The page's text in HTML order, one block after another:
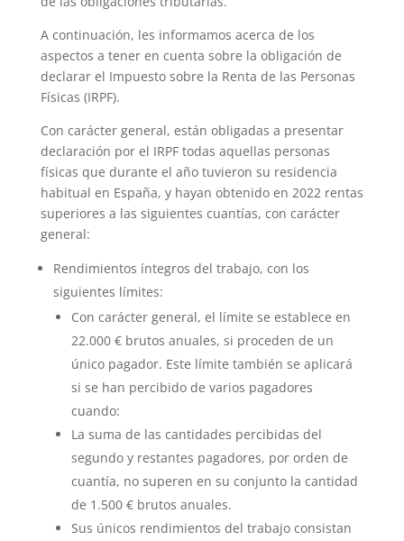
A continuación, les informamos acerca de los
aspectos a tener en cuenta sobre la obligación de
declarar el Impuesto sobre la Renta de las Personas
Físicas (IRPF).
Con carácter general, están obligadas a presentar
declaración por el IRPF todas aquellas personas
físicas que durante el año tuvieron su residencia
habitual en España, y hayan obtenido en 2022 rentas
superiores a las siguientes cuantías, con carácter
general:
Rendimientos íntegros del trabajo, con los
siguientes límites:
Con carácter general, el límite se establece en
22.000 € brutos anuales, si proceden de un
único pagador. Este límite también se aplicará
si se han percibido de varios pagadores
cuando:
La suma de las cantidades percibidas del
segundo y restantes pagadores, por orden de
cuantía, no superen en su conjunto la cantidad
de 1.500 € brutos anuales.
Sus únicos rendimientos del trabajo consistan